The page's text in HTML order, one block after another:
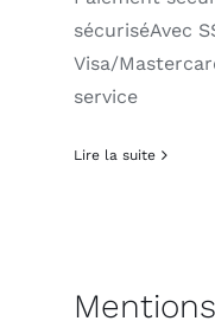
sécuriséAvec
Visa/
service
Lire la suite